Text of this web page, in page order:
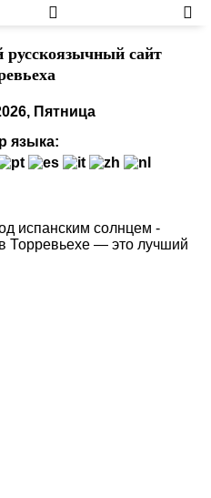
сайт
Пятница
языка: